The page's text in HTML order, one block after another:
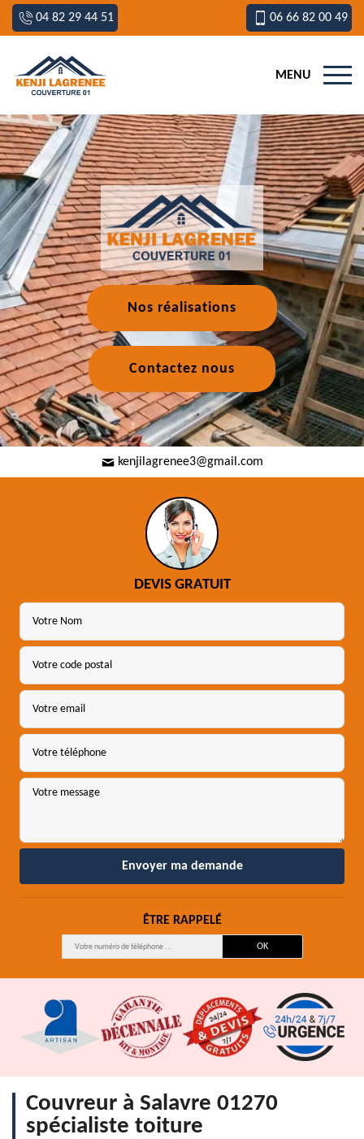
04 82 29 44 51 06 66 82 00 49
MENU
Nos réalisations
Contactez nous
kenjilagrenee3@gmail.com
DEVIS GRATUIT
ÊTRE RAPPELÉ
Couvreur à Salavre 01270
spécialiste toiture